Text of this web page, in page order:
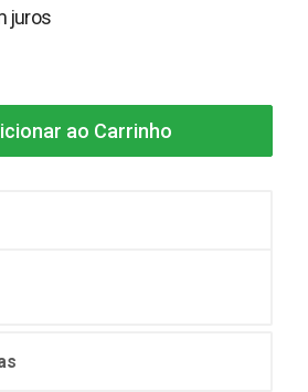
juros
ao Carrinho